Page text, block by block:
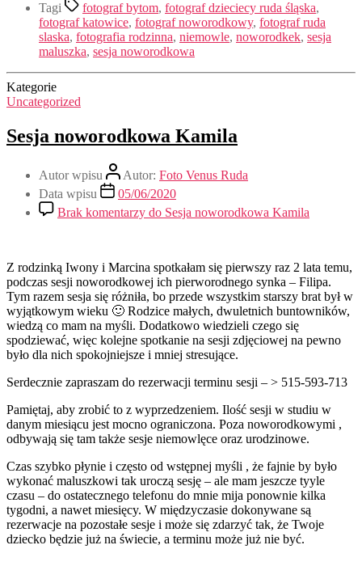
Tagi fotograf bytom, fotograf dzieciecy ruda śląska,
fotograf katowice, fotograf noworodkowy, fotograf ruda
slaska, fotografia rodzinna, niemowle, noworodkek, sesja
maluszka, sesja noworodkowa
Kategorie
Uncategorized
Sesja noworodkowa Kamila
Autor wpisu Autor: Foto Venus Ruda
Data wpisu
05/06/2020
Brak komentarzy do Sesja noworodkowa Kamila
Z rodzinką Iwony i Marcina spotkałam się pierwszy raz 2 lata temu,
podczas sesji noworodkowej ich pierworodnego synka – Filipa.
Tym razem sesja się różniła, bo przede wszystkim starszy brat był w
wyjątkowym wieku 🙂 Rodzice małych, dwuletnich buntowników,
wiedzą co mam na myśli. Dodatkowo wiedzieli czego się
spodziewać, więc kolejne spotkanie na sesji zdjęciowej na pewno
było dla nich spokojniejsze i mniej stresujące.
Serdecznie zapraszam do rezerwacji terminu sesji – > 515-593-713
Pamiętaj, aby zrobić to z wyprzedzeniem. Ilość sesji w studiu w
danym miesiącu jest mocno ograniczona. Poza noworodkowymi ,
odbywają się tam także sesje niemowlęce oraz urodzinowe.
Czas szybko płynie i często od wstępnej myśli , że fajnie by było
wykonać maluszkowi tak uroczą sesję – ale mam jeszcze tyyle
czasu – do ostatecznego telefonu do mnie mija ponownie kilka
tygodni, a nawet miesięcy. W międzyczasie dokonywane są
rezerwacje na pozostałe sesje i może się zdarzyć tak, że Twoje
dziecko będzie już na świecie, a terminu może już nie być.